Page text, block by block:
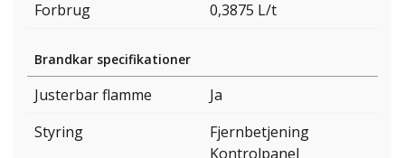
Forbrug
0,3875 L/t
Brandkar specifikationer
Justerbar flamme
Ja
Styring
Fjernbetjening
Kontrolpanel